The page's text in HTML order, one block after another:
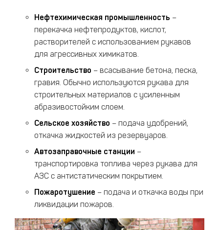
Нефтехимическая промышленность –
перекачка нефтепродуктов, кислот,
растворителей с использованием рукавов
для агрессивных химикатов.
Строительство – всасывание бетона, песка,
гравия. Обычно используются рукава для
строительных материалов с усиленным
абразивостойким слоем.
Сельское хозяйство – подача удобрений,
откачка жидкостей из резервуаров.
Автозаправочные станции –
транспортировка топлива через рукава для
АЗС с антистатическим покрытием.
Пожаротушение – подача и откачка воды при
ликвидации пожаров.